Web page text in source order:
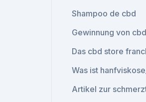
Shampoo de cbd
Gewinnung von
Das cbd store
Was ist hanfviskose_
Artikel zur